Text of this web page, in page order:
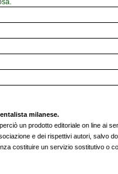
milanese.
un prodotto editoriale on line ai
e dei rispettivi autori, salvo
costituire un servizio sostitutivo o